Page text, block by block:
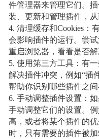
件管理器来管理它们。
装、更新和管理插件，
4. 清理缓存和Cookies：
会影响插件的运行。尝
重启浏览器，看看是否解
5. 使用第三方工具：有
解决插件冲突，例如“插
帮助你识别哪些插件之
6. 手动调整插件设置：
手动调整它们的设置。
高，或者将某个插件的
时，只有需要的插件被加